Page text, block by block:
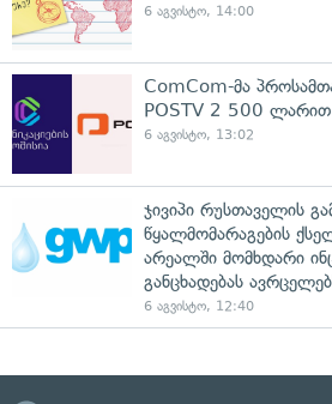
6 აგვისტო, 14:00
ComCom-მა
POSTV 2 500 ლარით
6 აგვისტო, 13:02
ჯივიპი რუსთაველის
წყალმომარაგების
არეალში მომხდარი
განცხადებას
6 აგვისტო, 12:40